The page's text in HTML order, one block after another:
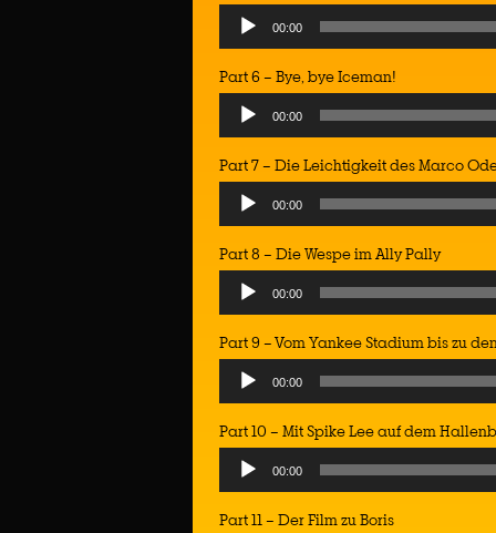
Audio
Player
00:00
Part 6 – Bye, bye Iceman!
Audio
Player
00:00
Part 7 – Die Leichtigkeit des Marco
Audio
Player
00:00
Part 8 – Die Wespe im Ally Pally
Audio
Player
00:00
Part 9 – Vom Yankee Stadium bis zu
Audio
Player
00:00
Part 10 – Mit Spike Lee auf dem
Audio
Player
00:00
Part 11 – Der Film zu Boris